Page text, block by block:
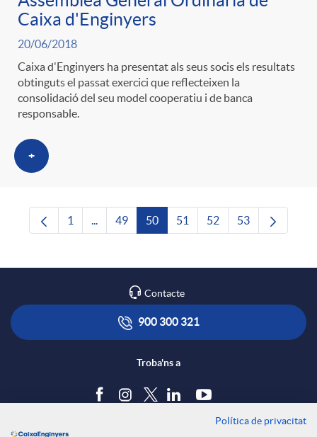
Caixa d'Enginyers
20/06/2018
Caixa d'Enginyers ha presentat als seus socis els resultats
obtinguts el passat exercici que reflecteixen la
consolidació del seu model cooperatiu i de banca
responsable.
+
Pàgina
1 ...Pàgines intermèdies Utilitzeu TAB per
Pàgina
49 Pàgina
50 Pàgina
51 Pàgina
52 Pàgina
53
Contacte
900 300 321
Troba'ns a
Política de privacitat